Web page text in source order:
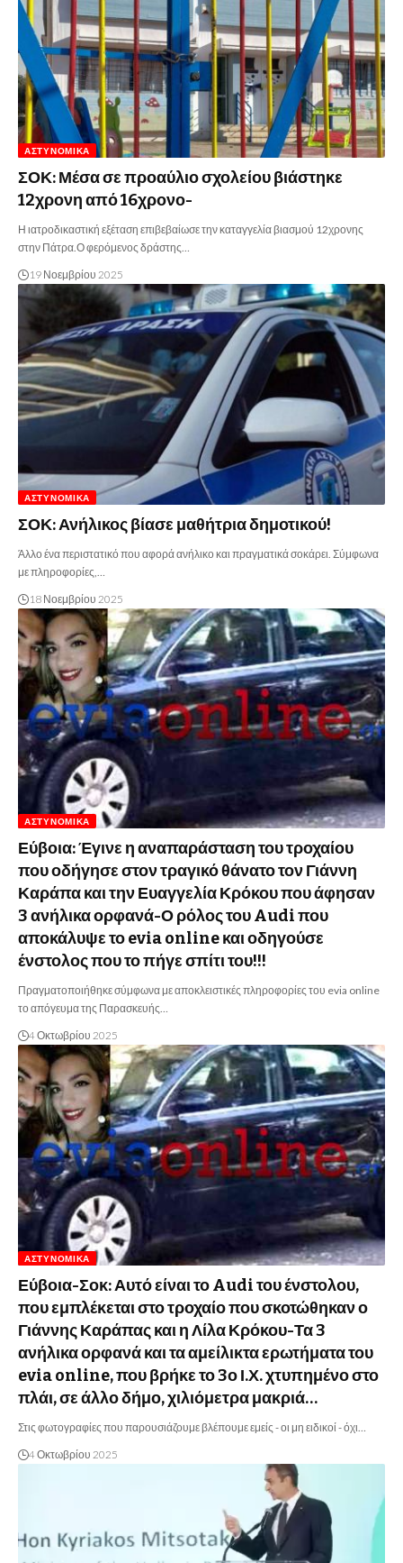
ΑΣΤΥΝΟΜΙΚΆ
ΣΟΚ: Μέσα σε προαύλιο σχολείου βιάστηκε
12χρονη από 16χρονο-
Η ιατροδικαστική εξέταση επιβεβαίωσε την καταγγελία βιασμού 12χρονης
στην Πάτρα.Ο φερόμενος δράστης…
19 Νοεμβρίου 2025
ΑΣΤΥΝΟΜΙΚΆ
ΣΟΚ: Ανήλικος βίασε μαθήτρια δημοτικού!
Άλλο ένα περιστατικό που αφορά ανήλικο και πραγματικά σοκάρει. Σύμφωνα
με πληροφορίες,…
18 Νοεμβρίου 2025
ΑΣΤΥΝΟΜΙΚΆ
Εύβοια: Έγινε η αναπαράσταση του τροχαίου
που οδήγησε στον τραγικό θάνατο τον Γιάννη
Καράπα και την Ευαγγελία Κρόκου που άφησαν
3 ανήλικα ορφανά-Ο ρόλος του Audi που
αποκάλυψε το evia online και οδηγούσε
ένστολος που το πήγε σπίτι του!!!
Πραγματοποιήθηκε σύμφωνα με αποκλειστικές πληροφορίες του evia online
το απόγευμα της Παρασκευής…
4 Οκτωβρίου 2025
ΑΣΤΥΝΟΜΙΚΆ
Εύβοια-Σοκ: Αυτό είναι το Audi του ένστολου,
που εμπλέκεται στο τροχαίο που σκοτώθηκαν ο
Γιάννης Καράπας και η Λίλα Κρόκου-Τα 3
ανήλικα ορφανά και τα αμείλικτα ερωτήματα του
evia online, που βρήκε το 3ο Ι.Χ. χτυπημένο στο
πλάι, σε άλλο δήμο, χιλιόμετρα μακριά…
Στις φωτογραφίες που παρουσιάζουμε βλέπουμε εμείς - οι μη ειδικοί - όχι…
4 Οκτωβρίου 2025